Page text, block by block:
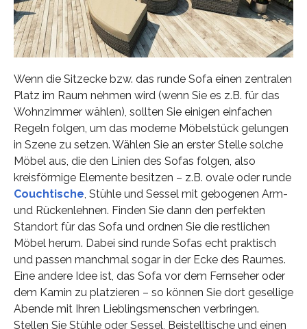
Wenn die Sitzecke bzw. das runde Sofa einen zentralen
Platz im Raum nehmen wird (wenn Sie es z.B. für das
Wohnzimmer wählen), sollten Sie einigen einfachen
Regeln folgen, um das moderne Möbelstück gelungen
in Szene zu setzen. Wählen Sie an erster Stelle solche
Möbel aus, die den Linien des Sofas folgen, also
kreisförmige Elemente besitzen – z.B. ovale oder runde
Couchtische, Stühle und Sessel mit gebogenen Arm-
und Rückenlehnen. Finden Sie dann den perfekten
Standort für das Sofa und ordnen Sie die restlichen
Möbel herum. Dabei sind runde Sofas echt praktisch
und passen manchmal sogar in der Ecke des Raumes.
Eine andere Idee ist, das Sofa vor dem Fernseher oder
dem Kamin zu platzieren – so können Sie dort gesellige
Abende mit Ihren Lieblingsmenschen verbringen.
Stellen Sie Stühle oder Sessel, Beistelltische und einen